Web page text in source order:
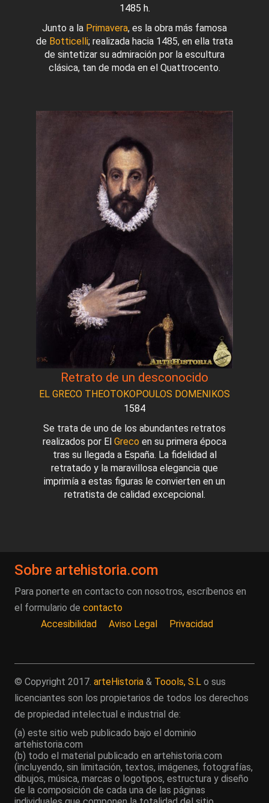
1485 h.
Junto a la Primavera, es la obra más famosa
de Botticelli; realizada hacia 1485, en ella trata
de sintetizar su admiración por la escultura
clásica, tan de moda en el Quattrocento.
Retrato de un desconocido
EL GRECO THEOTOKOPOULOS DOMENIKOS
1584
Se trata de uno de los abundantes retratos
realizados por El Greco en su primera época
tras su llegada a España. La fidelidad al
retratado y la maravillosa elegancia que
imprimía a estas figuras le convierten en un
retratista de calidad excepcional.
Sobre artehistoria.com
Para ponerte en contacto con nosotros, escríbenos en
el formulario de contacto
Accesibilidad
Aviso Legal Privacidad
© Copyright 2017. arteHistoria & Toools, S.L o sus
licenciantes son los propietarios de todos los derechos
de propiedad intelectual e industrial de:
(a) este sitio web publicado bajo el dominio
artehistoria.com
(b) todo el material publicado en artehistoria.com
(incluyendo, sin limitación, textos, imágenes, fotografías,
dibujos, música, marcas o logotipos, estructura y diseño
de la composición de cada una de las páginas